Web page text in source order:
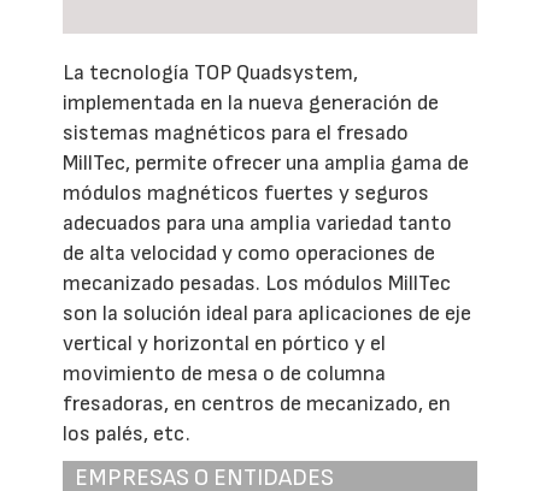
La tecnología TOP Quadsystem,
implementada en la nueva generación de
sistemas magnéticos para el fresado
MillTec, permite ofrecer una amplia gama de
módulos magnéticos fuertes y seguros
adecuados para una amplia variedad tanto
de alta velocidad y como operaciones de
mecanizado pesadas. Los módulos MillTec
son la solución ideal para aplicaciones de eje
vertical y horizontal en pórtico y el
movimiento de mesa o de columna
fresadoras, en centros de mecanizado, en
los palés, etc.
EMPRESAS O ENTIDADES